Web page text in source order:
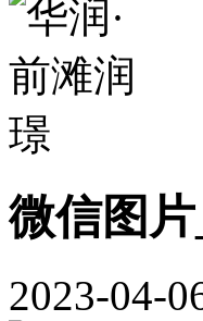
微信图片
2023-04-